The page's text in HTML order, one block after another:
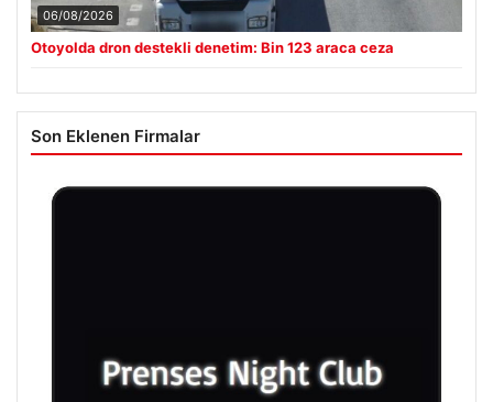
06/08/2026
Otoyolda dron destekli denetim: Bin 123 araca ceza
Son Eklenen Firmalar